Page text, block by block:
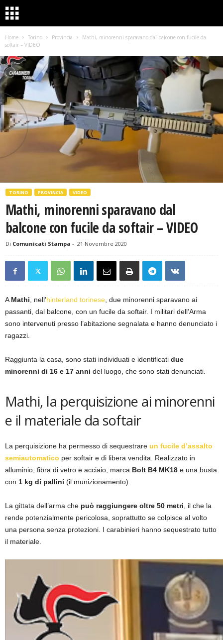
Home Torino Provincia
Mathi, minorenni sparavano dal balcone con fucile da
softair – VIDEO
TORINO PROVINCIA VIDEO
Mathi, minorenni sparavano dal
balcone con fucile da softair – VIDEO
Di Comunicati Stampa - 21 Novembre 2020
AMathi, nell’hinterland torinese, due minorenni sparavano ai
passanti, dal balcone, con un fucile da softair. I militari dell’Arma
sono intervenuti presso l’abitazione segnalata e hanno denunciato i
ragazzi.
Raggiunta la casa, sono stati individuati e identificati due
minorenni di 16 e 17 anni del luogo, che sono stati denunciati.
Mathi, la perquisizione ai minorenni
e il materiale da softair
La perquisizione ha permesso di sequestrare un fucile d’assalto
semiautomatico per softair e di libera vendita. Realizzato in
alluminio, fibra di vetro e acciaio, marca Bolt B4 MK18 e una busta
con 1 kg di pallini (il munizionamento).
La gittata dell’arma che può raggiungere oltre 50 metri, il che la
rende potenzialmente pericolosa, soprattutto se colpisce al volto
una persona senza protezioni. I carabinieri hanno sequestrato tutto
il materiale.